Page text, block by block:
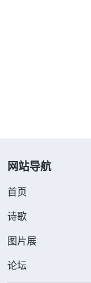
的，并不是说
什么叫全能神呢
就在这时
名，圣经中早有
网站导航
首页
诗歌
图片展
论坛